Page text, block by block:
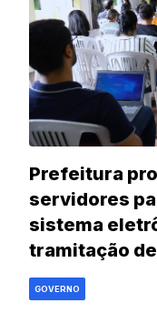
Prefeitura
servidores
sistema
tramitação
GOVERNO